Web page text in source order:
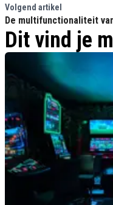
Volgend artikel
De multifunctionaliteit
Dit vind je